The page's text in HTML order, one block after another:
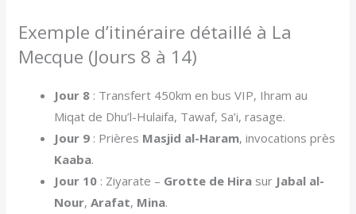
Exemple d’itinéraire détaillé à La
Mecque (Jours 8 à 14)
Jour 8 : Transfert 450km en bus VIP, Ihram au
Miqat de Dhu’l-Hulaifa, Tawaf, Sa’i, rasage.
Jour 9 : Prières Masjid al-Haram, invocations près
Kaaba.
Jour 10 : Ziyarate – Grotte de Hira sur Jabal al-
Nour,Arafat, Mina.